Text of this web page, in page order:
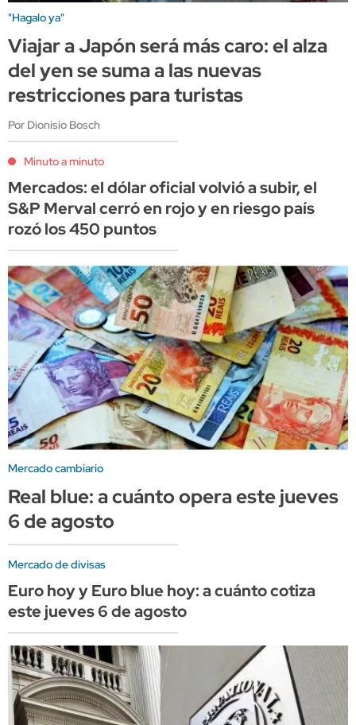
"Hagalo ya"
Viajar a Japón será más caro: el alza
del yen se suma a las nuevas
restricciones para turistas
Por Dionisio Bosch
Minuto a minuto
Mercados: el dólar oficial volvió a subir, el
S&P Merval cerró en rojo y en riesgo país
rozó los 450 puntos
Mercado cambiario
Real blue: a cuánto opera este jueves
6 de agosto
Mercado de divisas
Euro hoy y Euro blue hoy: a cuánto cotiza
este jueves 6 de agosto